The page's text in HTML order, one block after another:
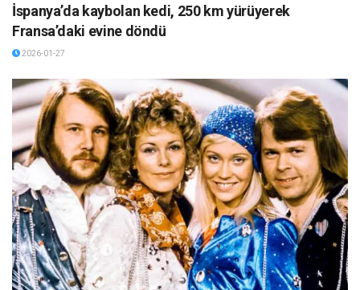
İspanya’da kaybolan kedi, 250 km yürüyerek
Fransa’daki evine döndü
2026-01-27